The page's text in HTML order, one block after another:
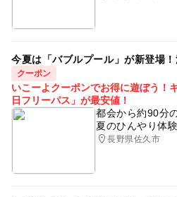
今夏は「バブルプール」が新登場
クーポン
いこーよクーポンでお得に遊ぼう！
日フリーパス」が最安値！
都会から約90分
夏のひんやり体
長野県佐久市